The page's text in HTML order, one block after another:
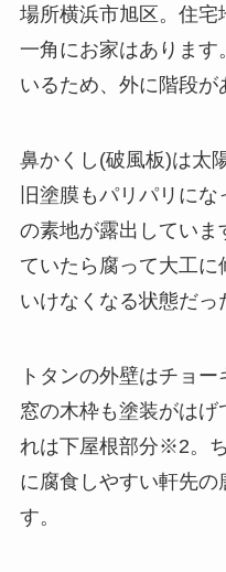
場所横浜市旭区。住
一角にお家はあります
いるため、外に階段が
鼻かくし(破風板)は太
旧塗膜もパリパリに
の素地が露出してい
ていたら腐って大工
いけなくなる状態だっ
トタンの外壁はチョー
窓の木枠も塗装がはげ
れは下屋根部分※2。
に腐食しやすい軒先
す。